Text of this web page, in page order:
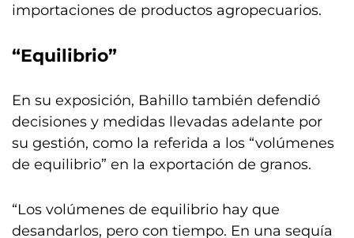
importaciones de productos agropecuarios.
“Equilibrio”
En su exposición, Bahillo también defendió
decisiones y medidas llevadas adelante por
su gestión, como la referida a los “volúmenes
de equilibrio” en la exportación de granos.
“Los volúmenes de equilibrio hay que
desandarlos, pero con tiempo. En una sequía